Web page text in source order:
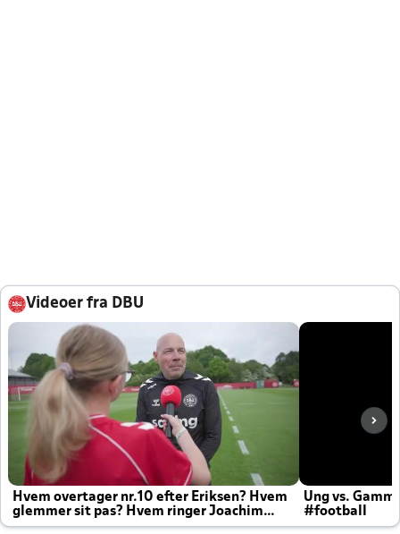
Videoer fra DBU
Hvem overtager nr.10 efter Eriksen? Hvem
glemmer sit pas? Hvem ringer Joachim
altid til efter kampe?
Ung vs.
#football